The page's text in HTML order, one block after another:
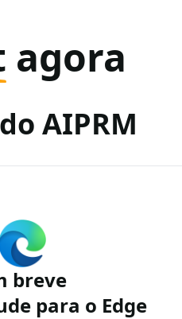
agora
AIPRM
breve
para o Edge